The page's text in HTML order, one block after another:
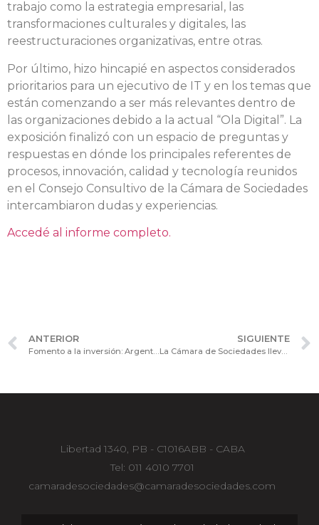
trabajo como la estrategia empresarial, las
transformaciones culturales y digitales, las
reestructuraciones organizativas, entre otras.
Por último, hizo hincapié en aspectos considerados
prioritarios para un ejecutivo de IT y en los temas que
están comenzando a ser más relevantes dentro de
las organizaciones debido a la actual “Ola Digital”. La
exposición finalizó con un espacio de preguntas y
respuestas en dónde los principales referentes de
procesos, innovación, calidad y tecnología reunidos
en el Consejo Consultivo de la Cámara de Sociedades
intercambiaron dudas y experiencias.
Accedé al informe completo.
ANTERIOR
Fomento a la inversión: Argentina, en los lugares más bajos del ranking mundial Doing Business
SIGUIENTE
La Cámara de Sociedades llevó a cabo el seminario de actualización “¿Una nueva laboralidad? Modalidades de trabajo en la realidad Covid”
Libertad 1340, PB - C1016ABB - CABA
Tel: 011 4010 7701
camaradesociedades@camaradesociedades.com